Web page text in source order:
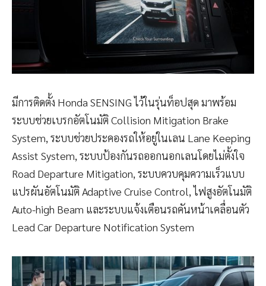
มีการติดตั้ง Honda SENSING ไว้ในรุ่นท็อปสุด มาพร้อม
ระบบช่วยเบรกอัตโนมัติ Collision Mitigation Brake
System, ระบบช่วยประคองรถให้อยู่ในเลน Lane Keeping
Assist System, ระบบป้องกันรถออกนอกเลนโดยไม่ตั้งใจ
Road Departure Mitigation, ระบบควบคุมความเร็วแบบ
แปรผันอัตโนมัติ Adaptive Cruise Control, ไฟสูงอัตโนมัติ
Auto-high Beam และระบบแจ้งเตือนรถคันหน้าเคลื่อนตัว
Lead Car Departure Notification System